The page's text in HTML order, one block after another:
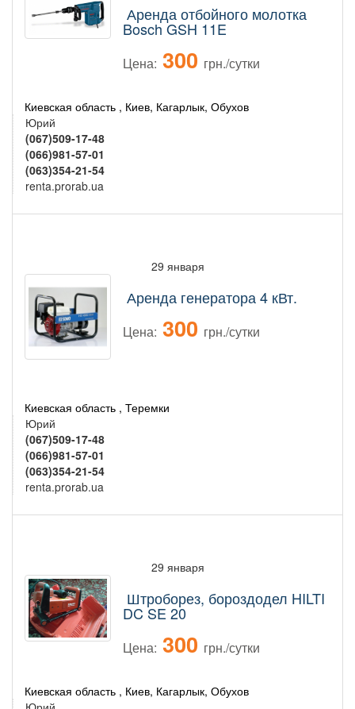
Аренда отбойного молотка
Bosch GSH 11E
Цена: 300 грн./сутки
Киевская область , Киев, Кагарлык, Обухов
Юрий
(067)509-17-48
(066)981-57-01
(063)354-21-54
renta.prorab.ua
29 января
Аренда генератора 4 кВт.
Цена: 300 грн./сутки
Киевская область , Теремки
Юрий
(067)509-17-48
(066)981-57-01
(063)354-21-54
renta.prorab.ua
29 января
Штроборез, бороздодел HILTI
DC SE 20
Цена: 300 грн./сутки
Киевская область , Киев, Кагарлык, Обухов